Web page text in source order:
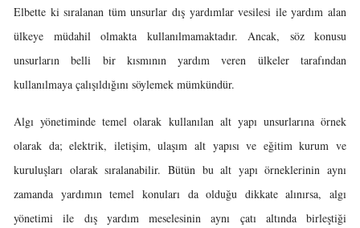
Elbette ki sıralanan tüm unsurlar dış yardımlar vesilesi ile yardım alan
ülkeye müdahil olmakta kullanılmamaktadır. Ancak, söz konusu
unsurların belli bir kısmının yardım veren ülkeler tarafından
kullanılmaya çalışıldığını söylemek mümkündür.
Algı yönetiminde temel olarak kullanılan alt yapı unsurlarına örnek
olarak da; elektrik, iletişim, ulaşım alt yapısı ve eğitim kurum ve
kuruluşları olarak sıralanabilir. Bütün bu alt yapı örneklerinin aynı
zamanda yardımın temel konuları da olduğu dikkate alınırsa, algı
yönetimi ile dış yardım meselesinin aynı çatı altında birleştiği